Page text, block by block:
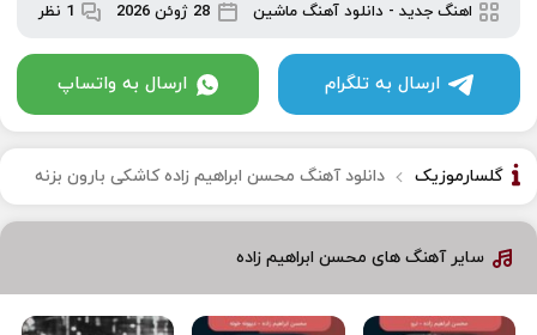
اهنگ جدید - دانلود آهنگ ماشین 28 ژوئن 2026 1 نظر
ارسال به تلگرام ارسال به واتساپ
گلسارموزیک دانلود آهنگ محسن ابراهیم زاده کاشکی بارون بزنه
سایر آهنگ های محسن ابراهیم زاده